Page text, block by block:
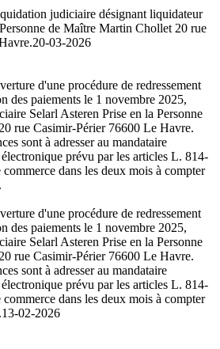
judiciaire désignant liquidateur
de Maître Martin Chollet 20 rue
20-03-2026
d'une procédure de redressement
des paiements le 1 novembre 2025,
Selarl Asteren Prise en la Personne
rue Casimir-Périer 76600 Le Havre.
sont à adresser au mandataire
prévu par les articles L. 814-
dans les deux mois à compter
d'une procédure de redressement
des paiements le 1 novembre 2025,
Selarl Asteren Prise en la Personne
rue Casimir-Périer 76600 Le Havre.
sont à adresser au mandataire
prévu par les articles L. 814-
dans les deux mois à compter
13-02-2026